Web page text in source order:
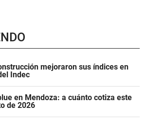
mejoraron sus índices en
Indec
en Mendoza: a cuánto cotiza este
de 2026